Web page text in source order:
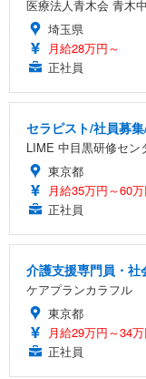
医療法人青木会 青木
埼玉県
月給28万円～
正社員
セラピスト/社員募
LIME 中目黒研修セン
東京都
月給35万円～60
正社員
介護支援専門員・
ケアプランカラフル
東京都
月給29万円～34
正社員